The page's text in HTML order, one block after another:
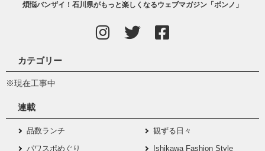
煩悩バンザイ！石川県がもっと楽しくなるウェブマガジン「ボンノ」
カテゴリー
※現在工事中
連載
品数ランチ
観ずる日々
パワスポめぐり
Ishikawa Fashion Style